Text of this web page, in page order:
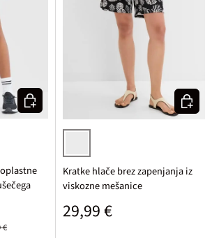
€
Izberi varianto
črna/bela potiskana
Kratke hlače brez zapenjanja iz
viskozne mešanice
Običajna cena
29,99 €
Izberi